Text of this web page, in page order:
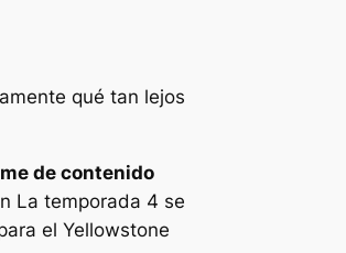
qué tan lejos
de contenido
La temporada 4 se
el Yellowstone